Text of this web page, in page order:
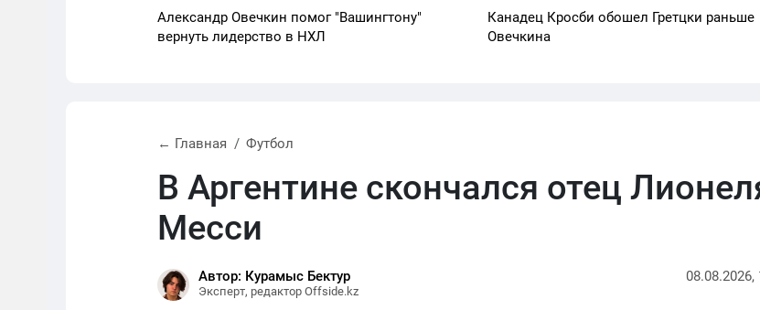
Александр Овечкин помог "Вашингтону"
вернуть лидерство в НХЛ
Канадец Кросби обошел Гретцки раньше
Овечкина
← Главная Футбол
В Аргентине скончался отец
Месси
Автор: Курамыс Бектур
Эксперт, редактор Offside.kz
08.08.2026,